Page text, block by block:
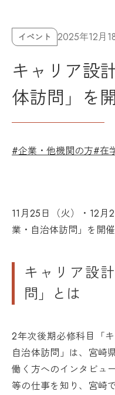
イベント 2025年12月
キャリア設
体訪問」を
#企業・他機関の方#在
11月25 日（火）・12
業・自治体訪問」を開
キャリア設
問」とは
2年次後期必修科目「
自治体訪問」は、宮崎
働く方へのインタビュ
等の仕事を知り、宮崎